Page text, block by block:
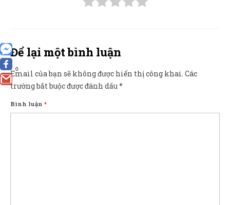
0
Để lại một bình luận
Email của bạn sẽ không được hiển thị công khai. Các
trường bắt buộc được đánh dấu*
Bình luận *